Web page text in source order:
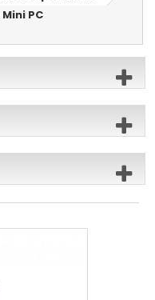
PC